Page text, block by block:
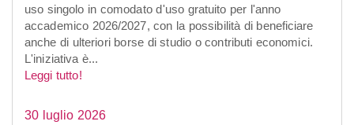
uso singolo in comodato d'uso gratuito per l'anno
accademico 2026/2027, con la possibilità di beneficiare
anche di ulteriori borse di studio o contributi economici.
L'iniziativa è...
Leggi tutto!
30 luglio 2026